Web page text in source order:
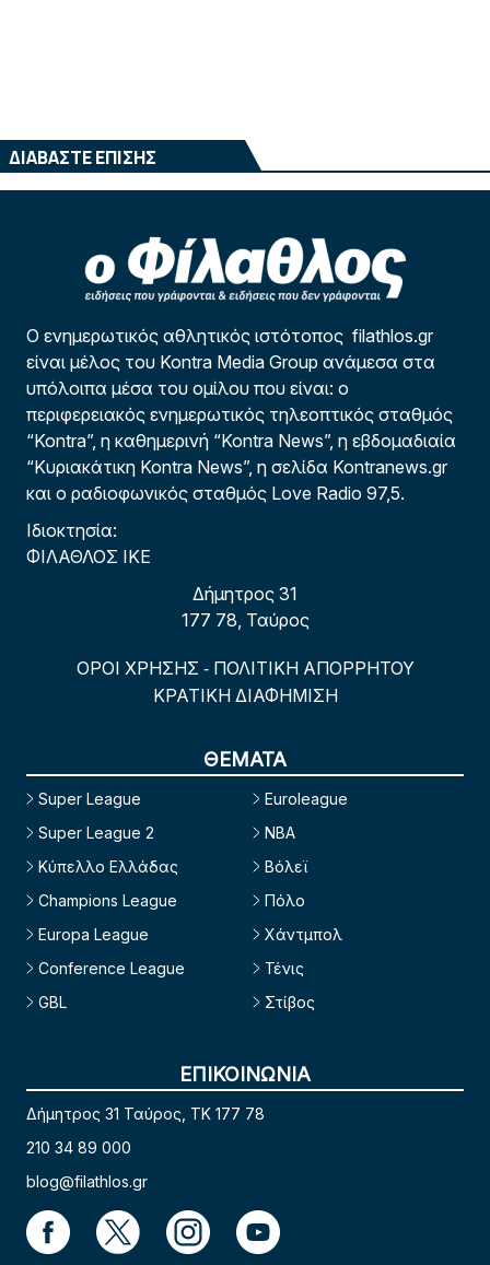
ΔΙΑΒΑΣΤΕ ΕΠΙΣΗΣ
Ο ενημερωτικός αθλητικός ιστότοπος filathlos.gr
είναι μέλος του Kontra Media Group ανάμεσα στα
υπόλοιπα μέσα του ομίλου που είναι: ο
περιφερειακός ενημερωτικός τηλεοπτικός σταθμός
“Kontra”, η καθημερινή “Kontra News”, η εβδομαδιαία
“Κυριακάτικη Kontra News”, η σελίδα Kontranews.gr
και ο ραδιοφωνικός σταθμός Love Radio 97,5.
Ιδιοκτησία:
ΦΙΛΑΘΛΟΣ ΙΚΕ
Δήμητρος 31
177 78, Ταύρος
ΟΡΟΙ ΧΡΗΣΗΣ - ΠΟΛΙΤΙΚΗ ΑΠΟΡΡΗΤΟΥ
ΚΡΑΤΙΚΗ ΔΙΑΦΗΜΙΣΗ
ΘΕΜΑΤΑ
Super League
Super League 2
Κύπελλο Ελλάδας
Champions League
Europa League
Conference League
GBL
Euroleague
NBA
Βόλεϊ
Πόλο
Χάντμπολ
Τένις
Στίβος
ΕΠΙΚΟΙΝΩΝΙΑ
Δήμητρος 31 Ταύρος, TK 177 78
210 34 89 000
blog@filathlos.gr